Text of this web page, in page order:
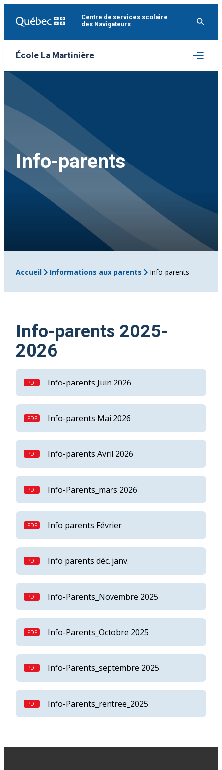
Centre de services scolaire
des Navigateurs
École La Martinière
Ouvrir
le
menu
Info-parents
Accueil Informations aux parents Info-parents
Info-parents 2025-
2026
Info-parents Juin 2026
Info-parents Mai 2026
Info-parents Avril 2026
Info-Parents_mars 2026
Info parents Février
Info parents déc. janv.
Info-Parents_Novembre 2025
Info-Parents_Octobre 2025
Info-Parents_septembre 2025
Info-Parents_rentree_2025